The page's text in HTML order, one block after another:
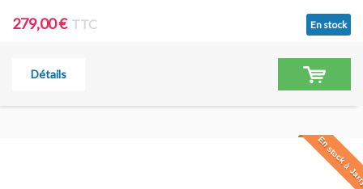
279,00 € TTC En stock
Détails
En stock à